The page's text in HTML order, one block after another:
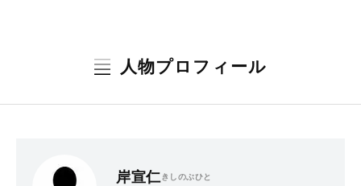
人物プロフィール
岸宣仁 きしのぶひと